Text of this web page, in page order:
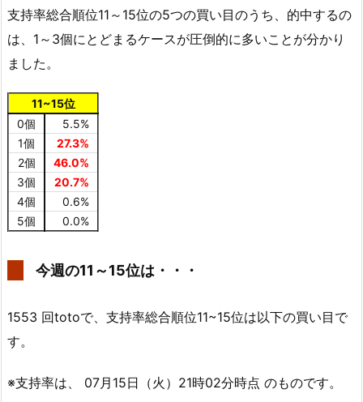
支持率総合順位11～15位の5つの買い目のうち、的中するの
は、1～3個にとどまるケースが圧倒的に多いことが分かり
ました。
11~15位
0個
5.5%
1個
27.3%
2個
46.0%
3個
20.7%
4個
0.6%
5個
0.0%
今週の11～15位は・・・
1553 回totoで、支持率総合順位11~15位は以下の買い目で
す。
※支持率は、 07月15日（火）21時02分時点 のものです。